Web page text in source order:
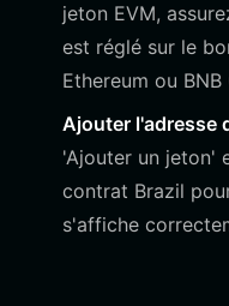
jeton EVM,
est réglé sur le
Ethereum ou
Ajouter l'adresse
'Ajouter un jeton'
contrat Brazil
s'affiche